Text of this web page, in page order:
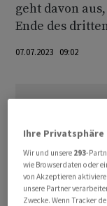
geht davon
Ende des
07.07.2023 09:02
Ihre
Wir und unsere 293-
wie Browserdaten oder
von Akzeptieren
unsere Partner
Zwecke. Wenn Tracker